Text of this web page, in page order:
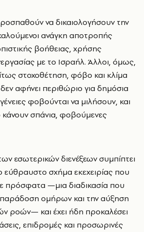
να δικαιολογήσουν την
ανάγκη αποτροπής
βοήθειας, χρήσης
με το Ισραήλ. Άλλοι, όμως,
στοχοθέτηση, φόβο και κλίμα
αφήνει περιθώριο για δημόσια
φοβούνται να μιλήσουν, και
κάνουν σπάνια, φοβούμενες
εσωτερικών διενέξεων συμπίπτει
εύθραυστο σχήμα εκεχειρίας που
πρόσφατα —μια διαδικασία που
παράδοση ομήρων και την αύξηση
ροών— και έχει ήδη προκαλέσει
επιδρομές και προσωρινές